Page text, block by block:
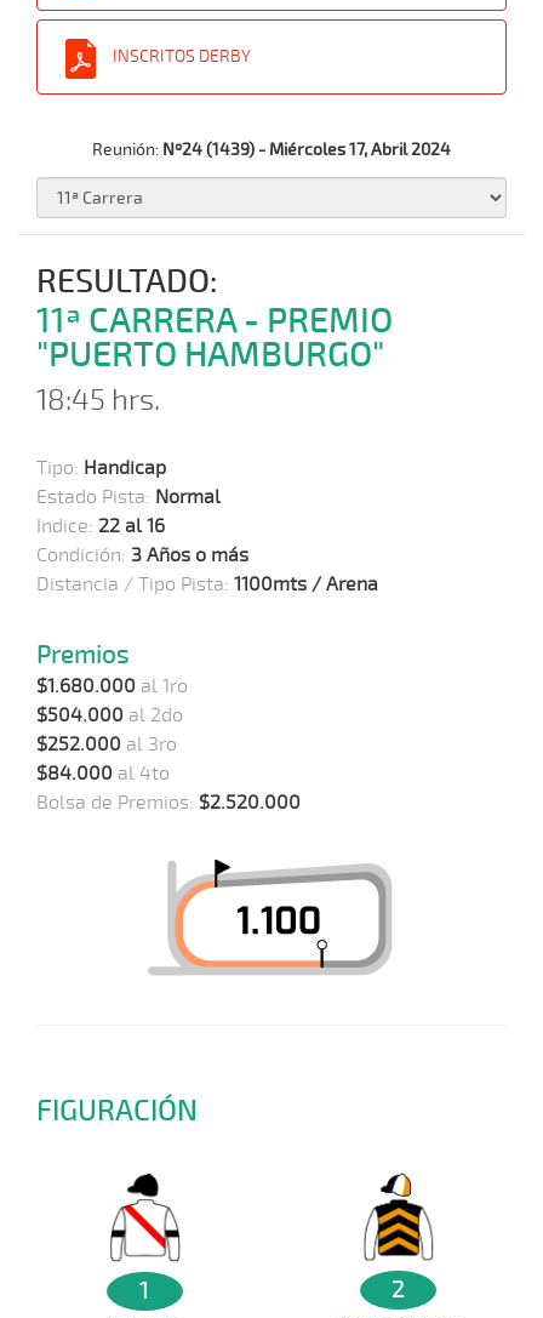
INSCRITOS DERBY
Reunión: Nº24 (1439) - Miércoles 17, Abril 2024
RESULTADO:
11ª CARRERA - PREMIO
"PUERTO HAMBURGO"
18:45 hrs.
Tipo: Handicap
Estado Pista: Normal
Indice: 22 al 16
Condición: 3 Años o más
Distancia / Tipo Pista: 1100mts / Arena
Premios
$1.680.000 al 1ro
$504.000 al 2do
$252.000 al 3ro
$84.000 al 4to
Bolsa de Premios: $2.520.000
FIGURACIÓN
1 2